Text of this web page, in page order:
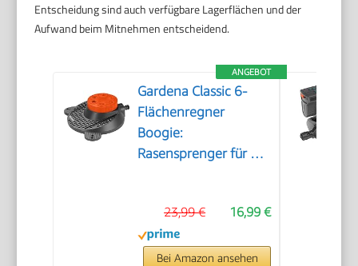
Entscheidung sind auch verfügbare Lagerflächen und der
Aufwand beim Mitnehmen entscheidend.
ANGEBOT
Gardena Classic 6-
Flächenregner
Boogie:
Rasensprenger für 6
Halbkreis, Quadrat,
Rechteck, Ellipse,
Punktstrahl), einfache
16,99 €
23,99 €
Bei Amazon ansehen